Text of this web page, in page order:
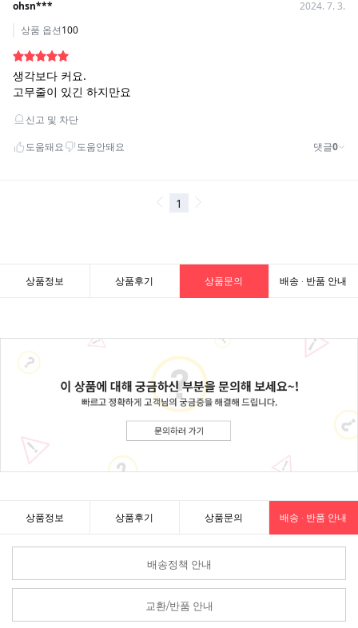
상품정보 상품후기 상품문의 배송 · 반품 안내
상품정보 상품후기 상품문의 배송 · 반품 안내
배송정책 안내
교환/반품 안내